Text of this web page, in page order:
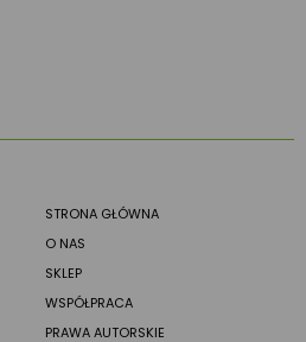
STRONA GŁÓWNA
O NAS
SKLEP
WSPÓŁPRACA
PRAWA AUTORSKIE